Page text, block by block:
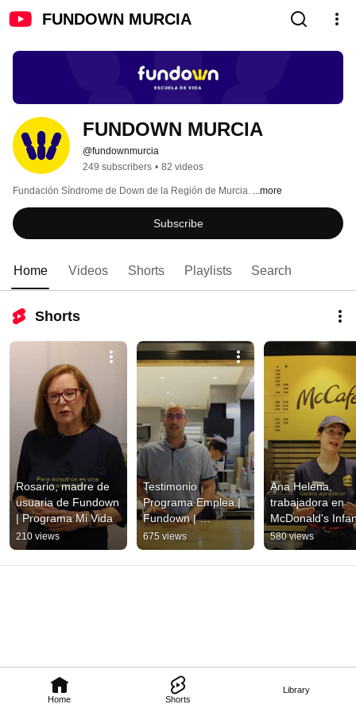
FUNDOWN MURCIA
Home Shorts
Library
FUNDOWN MURCIA
@fundownmurcia
249 subscribers • 82 videos
Fundación Síndrome de Down de la Región de Murcia. ...more
Subscribe
Home Videos Shorts Playlists Search
Shorts
Rosario, madre de
usuaria de Fundown
| Programa Mi Vida
210 views
Testimonio
Programa Emplea |
Fundown |
McDonald's
675 views
Ana Helena,
trabajadora en
McDonald's
Programa
580 views